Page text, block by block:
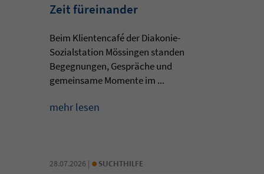
Zeit füreinander
Beim Klientencafé der Diakonie-
Sozialstation Mössingen standen
Begegnungen, Gespräche und
gemeinsame Momente im ...
mehr lesen
28.07.2026 | • SUCHTHILFE